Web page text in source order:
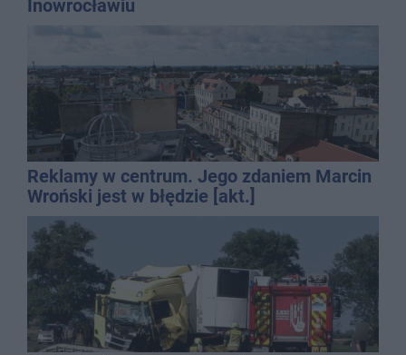
Inowrocławiu
Reklamy w centrum. Jego zdaniem Marcin
Wroński jest w błędzie [akt.]